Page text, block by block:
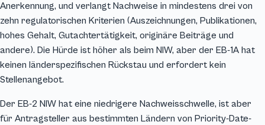
Anerkennung, und verlangt Nachweise in mindestens drei von
zehn regulatorischen Kriterien (Auszeichnungen, Publikationen,
hohes Gehalt, Gutachtertätigkeit, originäre Beiträge und
andere). Die Hürde ist höher als beim NIW, aber der EB-1A hat
keinen länderspezifischen Rückstau und erfordert kein
Stellenangebot.
Der EB-2 NIW hat eine niedrigere Nachweisschwelle, ist aber
für Antragsteller aus bestimmten Ländern von Priority-Date-